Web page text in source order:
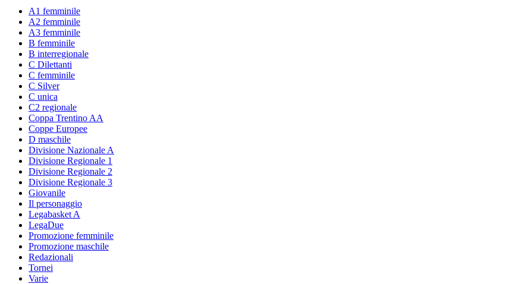
A1 femminile
A2 femminile
A3 femminile
B femminile
B interregionale
C Dilettanti
C femminile
C Silver
C unica
C2 regionale
Coppa Trentino AA
Coppe Europee
D maschile
Divisione Nazionale A
Divisione Regionale 1
Divisione Regionale 2
Divisione Regionale 3
Giovanile
Il personaggio
Legabasket A
LegaDue
Promozione femminile
Promozione maschile
Redazionali
Tornei
Varie